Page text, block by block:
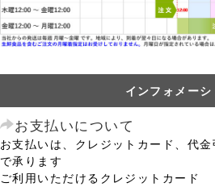
インフォメーシ
お支払いについて
お支払いは、クレジットカード、代
で承ります
ご利用いただけるクレジットカード